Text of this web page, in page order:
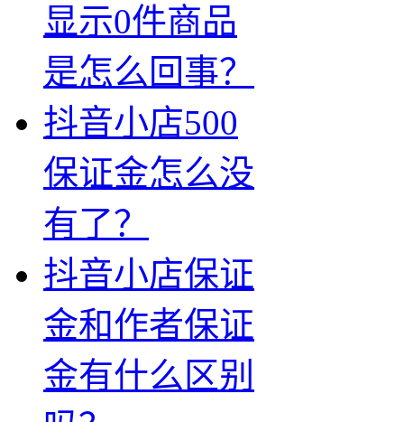
显示0件商品
是怎么回事？
抖音小店500
保证金怎么没
有了？
抖音小店保证
金和作者保证
金有什么区别